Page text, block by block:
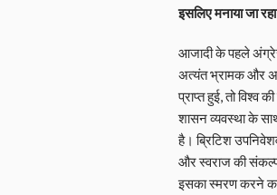
इसलिए मनाया जा
आजादी के पहले अंग्रेज
अत्यंत भ्रामक और
प्राप्त हुई, तो विश्व
शासन व्यवस्था के
है। ब्रिटिश
और स्वराज की
इसका स्मरण करने का